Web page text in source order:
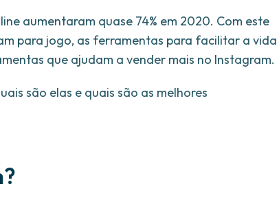
aumentaram quase 74% em 2020. Com este
para jogo, as ferramentas para facilitar a vida
que ajudam a vender mais no Instagram.
são elas e quais são as melhores